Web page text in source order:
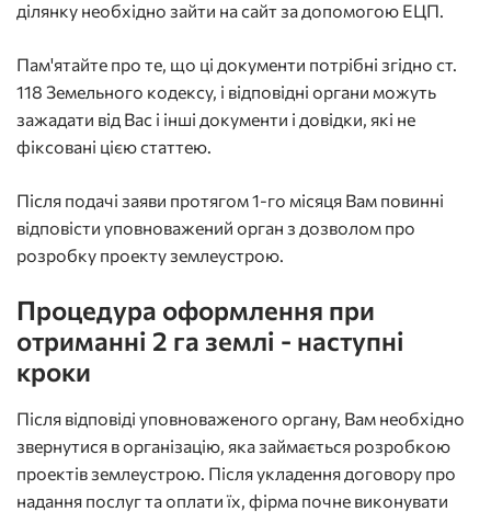
ділянку необхідно зайти на сайт за допомогою ЕЦП.
Пам'ятайте про те, що ці документи потрібні згідно ст.
118 Земельного кодексу, і відповідні органи можуть
зажадати від Вас і інші документи і довідки, які не
фіксовані цією статтею.
Після подачі заяви протягом 1-го місяця Вам повинні
відповісти уповноважений орган з дозволом про
розробку проекту землеустрою.
Процедура оформлення при
отриманні 2 га землі - наступні
кроки
Після відповіді уповноваженого органу, Вам необхідно
звернутися в організацію, яка займається розробкою
проектів землеустрою. Після укладення договору про
надання послуг та оплати їх, фірма почне виконувати